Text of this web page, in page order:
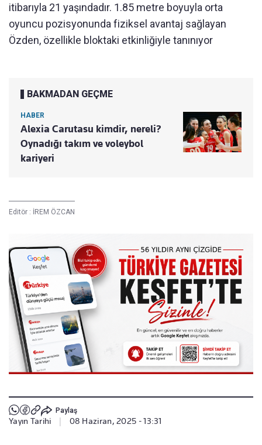
itibarıyla 21 yaşındadır. 1.85 metre boyuyla orta
oyuncu pozisyonunda fiziksel avantaj sağlayan
Özden, özellikle bloktaki etkinliğiyle tanınıyor
BAKMADAN GEÇME
HABER
Alexia Carutasu kimdir, nereli?
Oynadığı takım ve voleybol
kariyeri
Editör : İREM ÖZCAN
Paylaş
Yayın Tarihi | 08 Haziran, 2025 - 13:31